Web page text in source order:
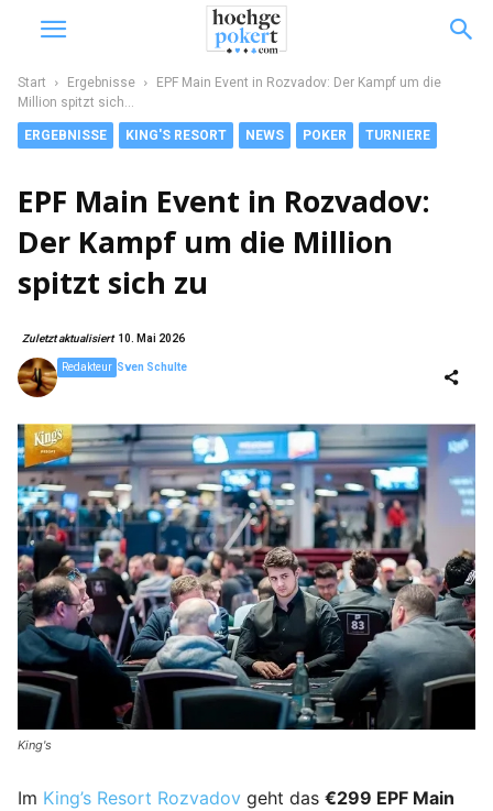
Start Ergebnisse
EPF Main Event in Rozvadov: Der Kampf um die
Million spitzt sich...
ERGEBNISSE KING'S RESORT NEWS POKER TURNIERE
EPF Main Event in Rozvadov:
Der Kampf um die Million
spitzt sich zu
Zuletzt aktualisiert 10. Mai 2026
Sven Schulte
Redakteur
King's
Im King’s Resort Rozvadov geht das €299 EPF Main